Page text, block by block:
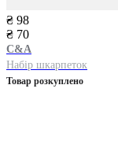
₴ 98
₴ 70
C&A
Набір шкарпеток
Товар розкуплено